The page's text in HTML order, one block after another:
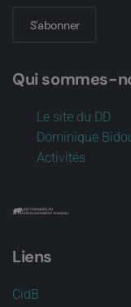
S'abonner
Qui sommes-
Le site du DD
Dominique
Activités
Liens
CidB